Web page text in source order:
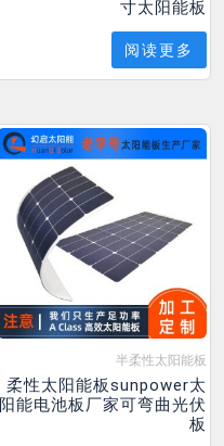
寸太阳能板
阅读更多
半柔性太阳能板
柔性太阳能板sunpower太
阳能电池板厂家可弯曲光伏
板